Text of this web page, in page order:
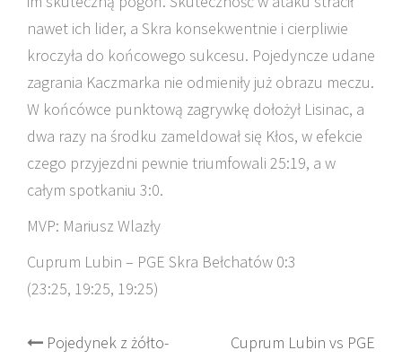
nawet ich lider, a Skra konsekwentnie i cierpliwie
kroczyła do końcowego sukcesu. Pojedyncze udane
zagrania Kaczmarka nie odmieniły już obrazu meczu.
W końcówce punktową zagrywkę dołożył Lisinac, a
dwa razy na środku zameldował się Kłos, w efekcie
czego przyjezdni pewnie triumfowali 25:19, a w
całym spotkaniu 3:0.
MVP: Mariusz Wlazły
Cuprum Lubin – PGE Skra Bełchatów 0:3
(23:25, 19:25, 19:25)
Post
Pojedynek z żółto- Cuprum Lubin vs PGE